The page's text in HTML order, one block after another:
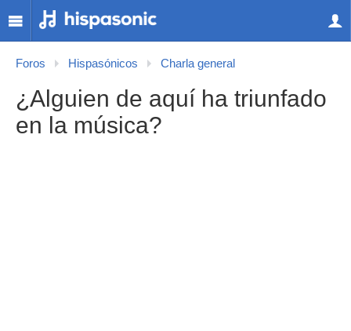
Foros Hispasónicos Charla general
¿Alguien de aquí ha triunfado
en la música?